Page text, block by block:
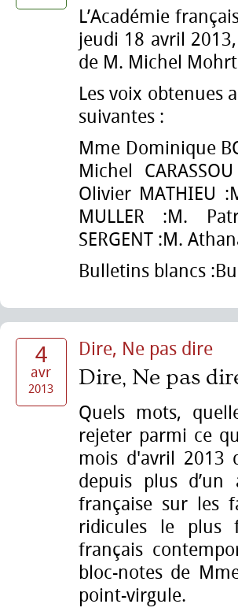
L’Académie
jeudi 18 avril
de M. Michel
Les voix obtenues
suivantes :
Mme Dominique
Michel
Olivier MATHIEU
MULLER :M.
SERGENT :M.
Bulletins blancs
4
avr
2013
Dire, Ne pas dire
Dire, Ne pas
Quels mots,
rejeter parmi ce
mois d'avril 2013
depuis plus d’un
française sur les
ridicules le plus
français
bloc-notes de
point-virgule.